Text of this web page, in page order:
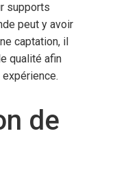
supports
peut y avoir
captation, il
qualité afin
de